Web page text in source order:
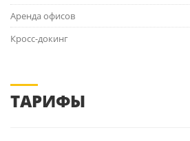
Аренда офисов
Кросс-докинг
ТАРИФЫ